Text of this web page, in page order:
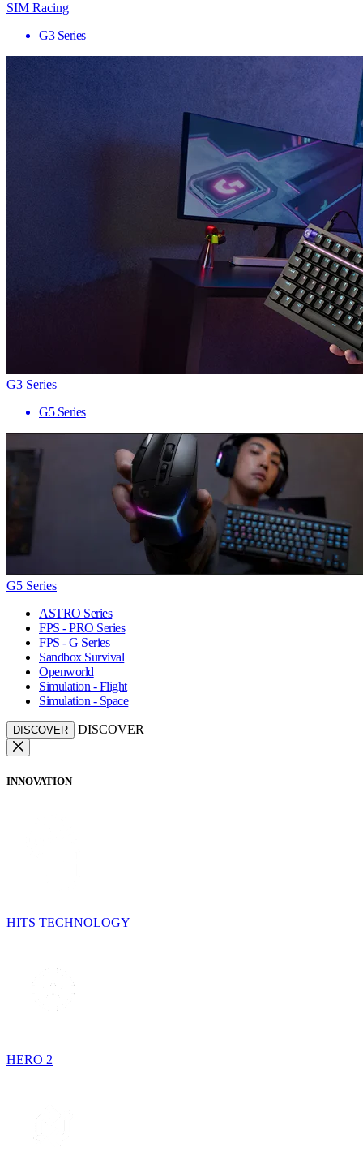
SIM Racing
G3 Series
G3 Series
G5 Series
G5 Series
ASTRO Series
FPS - PRO Series
FPS - G Series
Sandbox Survival
Openworld
Simulation - Flight
Simulation - Space
DISCOVER DISCOVER
INNOVATION
HITS TECHNOLOGY
HERO 2